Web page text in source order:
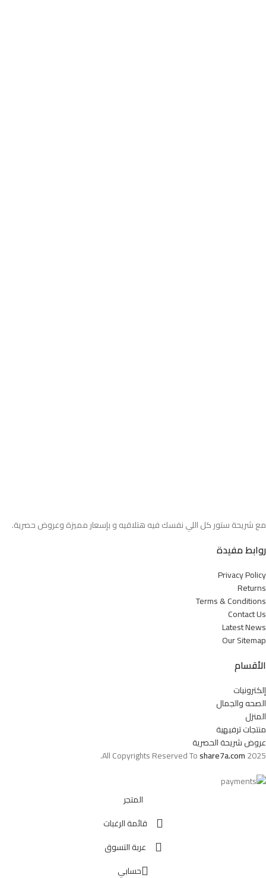
مع شريحة ستور كل اللي نفسك فيه هتلاقيه و بإسعار مميزة وعروض حصرية.
روابط مفيدة
Privacy Policy
Returns
Terms & Conditions
Contact Us
Latest News
Our Sitemap
الأقسام
إلكترونيات
الصحه والجمال
المنزل
منتجات ترفيهية
عروض شريحة الحصرية
All Copyrights Reserved Toshare7a.com2025.
المتجر
قائمة الرغبات
عربة التسوق
حسابي